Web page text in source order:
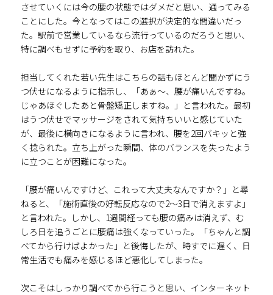
させていくには今の腰の状態ではダメだと思い、通ってみる
ことにした。今となってはこの選択が決定的な間違いだっ
た。駅前で営業しているなら流行っているのだろうと思い、
特に調べもせずに予約を取り、お店を訪れた。
担当してくれた若い先生はこちらの話もほとんど聞かずにう
つ伏せになるように指示し、「あぁ～、腰が痛いんですね。
じゃあほぐしたあと骨盤矯正しますね。」と言われた。最初
はうつ伏せでマッサージをされて気持ちいいと感じていた
が、最後に横向きになるように言われ、腰を2回バキッと強
く捻られた。立ち上がった瞬間、体のバランスを失ったよう
に立つことが困難になった。
「腰が痛いんですけど、これって大丈夫なんですか？」と尋
ねると、「施術直後の好転反応なので2～3日で消えますよ」
と言われた。しかし、1週間経っても腰の痛みは消えず、む
しろ日を追うごとに腰痛は強くなっていった。「ちゃんと調
べてから行けばよかった」と後悔したが、時すでに遅く、日
常生活でも痛みを感じるほど悪化してしまった。
次こそはしっかり調べてから行こうと思い、インターネット